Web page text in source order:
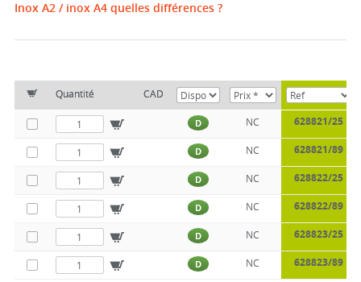
Inox A2 / inox A4 quelles différences ?
Quantité CAD
D NC 628821/25
D NC 628821/89
D NC 628822/25
D NC 628822/89
D NC 628823/25
D NC 628823/89